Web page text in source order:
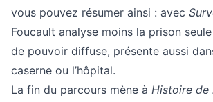
vous pouvez résumer ainsi : avec
Foucault analyse moins la prison seule
de pouvoir diffuse, présente aussi
caserne ou l’hôpital.
La fin du parcours mène à Histoire de